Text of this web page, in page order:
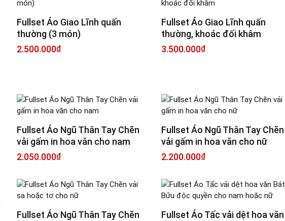
Fullset Áo Giao Lĩnh quấn
thường (3 món)
2.500.000₫
Fullset Áo Giao Lĩnh quấn
thường, khoác đối khâm
3.500.000₫
Fullset Áo Ngũ Thân Tay Chẽn
vải gấm in hoa văn cho nam
2.050.000₫
Fullset Áo Ngũ Thân Tay Chẽn
vải gấm in hoa văn cho nữ
2.200.000₫
Fullset Áo Ngũ Thân Tay Chẽn
Fullset Áo Tấc vải dệt hoa văn